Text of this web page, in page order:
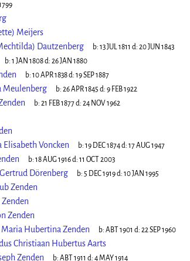
Meijers
Dautzenberg b: 13 JUL 1811 d: 20 JUN 1843
b: 1 JAN 1808d: 26 JAN 1880
b: 10 APR 1838d: 19 SEP 1887
Meulenberg b: 26 APR 1845 d: 9 FEB 1922
b: 21 FEB 1877d: 24 NOV 1962
Elisabeth Voncken b: 19 DEC 1874d: 17 AUG 1947
b: 18 AUG 1916d: 11 OCT 2003
Dörenberg b: 5 DEC 1919d: 10 JAN 1995
Zenden
Zenden
Zenden
Maria Hubertina Zenden b: ABT 1901 d: 22 SEP 1960
Christiaan Hubertus Aarts
Zenden b: ABT 1911 d: 4 MAY 1914